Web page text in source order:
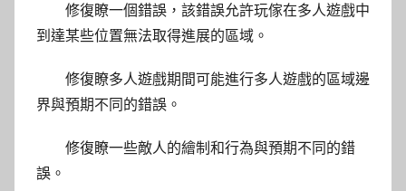
修復瞭一個錯誤，該錯誤允許玩傢在多人遊戲中
到達某些位置無法取得進展的區域。
修復瞭多人遊戲期間可能進行多人遊戲的區域邊
界與預期不同的錯誤。
修復瞭一些敵人的繪制和行為與預期不同的錯
誤。